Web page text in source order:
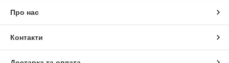
Про нас
Контакти